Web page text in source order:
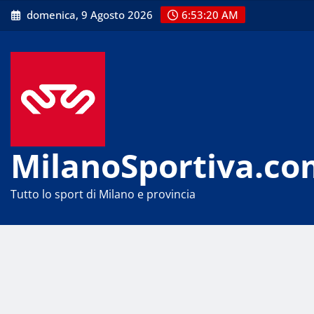
Skip
to
domenica, 9 Agosto 2026 6:53:20 AM
Tutto lo sport di Milano e provincia